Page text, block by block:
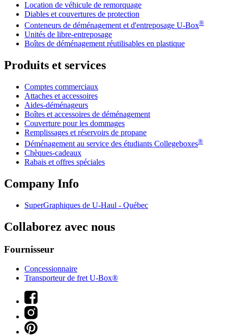
Location de véhicule de remorquage
Diables et couvertures de protection
Conteneurs de déménagement et d'entreposage U-Box®
Unités de libre-entreposage
Boîtes de déménagement réutilisables en plastique
Produits et services
Comptes commerciaux
Attaches et accessoires
Aides-déménageurs
Boîtes et accessoires de déménagement
Couverture pour les dommages
Remplissages et réservoirs de propane
Déménagement au service des étudiants Collegeboxes®
Chèques-cadeaux
Rabais et offres spéciales
Company Info
SuperGraphiques de U-Haul - Québec
Collaborez avec nous
Fournisseur
Concessionnaire
Transporteur de fret U-Box®